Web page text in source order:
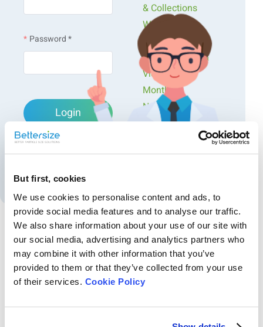
But first, cookies
We use cookies to personalise content and ads, to
provide social media features and to analyse our traffic.
We also share information about your use of our site with
our social media, advertising and analytics partners who
may combine it with other information that you’ve
provided to them or that they’ve collected from your use
of their services. Cookie Policy
Password *
Login
Forgot password?
Create an account
& Collections
Webinars &
Workshops
Presentations &
Videos
Monthly
Newsletters
Exclusive Events...
Recommended articles
Notes d'application sur les batteries - Favoriser
l'innovation dans l'industrie
Êtes-vous confrontés à des défis dans le processus d'analyse et